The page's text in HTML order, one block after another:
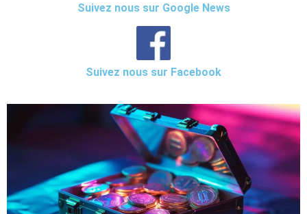
Suivez nous sur Google News
Suivez nous sur Facebook